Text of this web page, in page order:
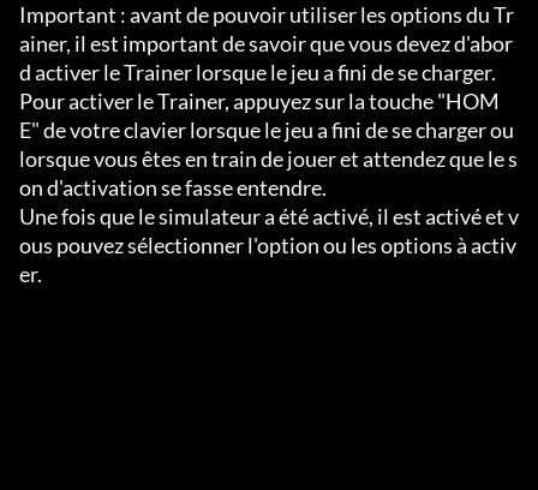
Important : avant de pouvoir utiliser les options du Tr
ainer, il est important de savoir que vous devez d'abor
d activer le Trainer lorsque le jeu a fini de se charger.
Pour activer le Trainer, appuyez sur la touche "HOM
E" de votre clavier lorsque le jeu a fini de se charger ou
lorsque vous êtes en train de jouer et attendez que le s
on d'activation se fasse entendre.
Une fois que le simulateur a été activé, il est activé et v
ous pouvez sélectionner l'option ou les options à activ
er.